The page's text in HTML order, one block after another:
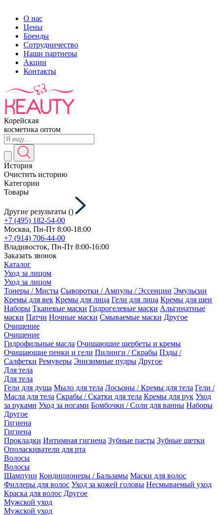
О нас
Цены
Бренды
Сотрудничество
Наши партнеры
Акции
Контакты
Корейская
косметика оптом
История
Очистить историю
Категории
Товары
Другие результаты ()
+7 (495) 182-54-00
Москва, Пн-Пт 8:00-18:00
+7 (914) 706-44-00
Владивосток, Пн-Пт 8:00-16:00
Заказать звонок
Каталог
Уход за лицом
Уход за лицом
Тонеры / Мисты Сыворотки / Ампулы / Эссенции Эмульсии
Кремы для век Кремы для лица Гели для лица Кремы для шеи
Наборы Тканевые маски Гидрогелевые маски Альгинатные
маски Патчи Ночные маски Смываемые маски Другое
Очищение
Очищение
Гидрофильные масла Очищающие щербеты и кремы
Очищающие пенки и гели Пилинги / Скрабы Пэды /
Салфетки Ремуверы Энизимные пудры Другое
Для тела
Для тела
Гели для душа Мыло для тела Лосьоны / Кремы для тела Гели /
Масла для тела Скрабы / Скатки для тела Кремы для рук Уход
за руками Уход за ногами Бомбочки / Соли для ванны Наборы
Другое
Гигиена
Гигиена
Прокладки Интимная гигиена Зубные пасты Зубные щетки
Ополаскиватели для рта
Волосы
Волосы
Шампуни Кондиционеры / Бальзамы Маски для волос
Филлеры для волос Уход за кожей головы Несмываемый уход
Краска для волос Другое
Мужской уход
Мужской уход